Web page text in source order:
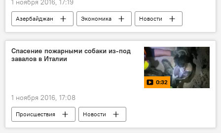
1 ноября 2016, 17:19
Азербайджан Экономика
Новости
Россия
Спасение пожарными собаки из-под
завалов в Италии
0:32
1 ноября 2016, 17:08
Происшествия
Новости
Новости мира
МУЛЬТИМЕДИА